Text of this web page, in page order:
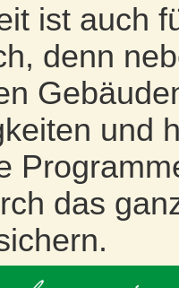
ist auch
denn
und
das